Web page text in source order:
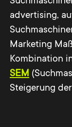
advertising,
Marketing
Kombination
SEM
Steigerung